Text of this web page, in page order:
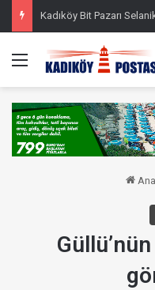
Kadıköy Bit Pazarı
Menü